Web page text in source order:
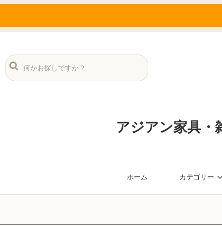
アジアン家具・
ホーム カテゴリー